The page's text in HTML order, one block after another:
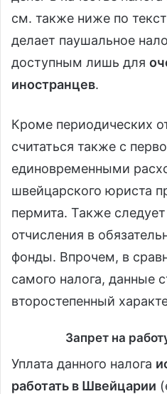
см. также ниже по
делает паушальное
доступным лишь для
иностранцев.
Кроме периодических
считаться также с
единовременными
швейцарского юриста
пермита. Также
отчисления в
фонды. Впрочем, в
самого налога, данные
второстепенный
Запрет на
Уплата данного налога
работать в Швейцарии